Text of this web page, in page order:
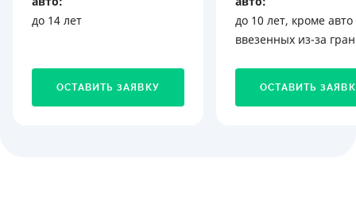
до 14 лет
до 10 лет, кроме авто
ввезенных из-за
ОСТАВИТЬ ЗАЯВКУ ОСТАВИТЬ